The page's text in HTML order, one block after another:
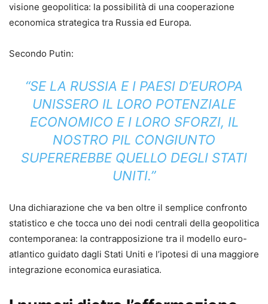
visione geopolitica: la possibilità di una cooperazione
economica strategica tra Russia ed Europa.
Secondo Putin:
“SE LA RUSSIA E I PAESI D’EUROPA
UNISSERO IL LORO POTENZIALE
ECONOMICO E I LORO SFORZI, IL
NOSTRO PIL CONGIUNTO
SUPEREREBBE QUELLO DEGLI STATI
UNITI.”
Una dichiarazione che va ben oltre il semplice confronto
statistico e che tocca uno dei nodi centrali della geopolitica
contemporanea: la contrapposizione tra il modello euro-
atlantico guidato dagli Stati Uniti e l’ipotesi di una maggiore
integrazione economica eurasiatica.